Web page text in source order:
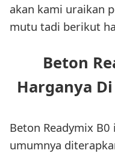
akan kami uraikan
mutu tadi berikut
Beton
Harganya
Beton Readymix
umumnya